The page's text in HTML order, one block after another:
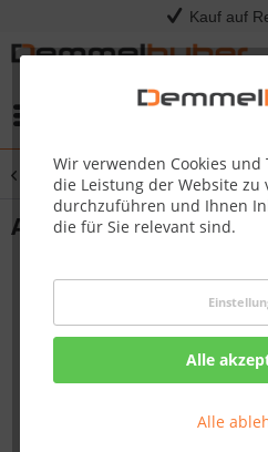
Kauf auf
Wir verwenden Cookies und
die Leistung der Website zu
durchzuführen und Ihnen
die für Sie relevant sind.
Alle
Alle
Übersicht Sonstige
ASSY DOOR STN STL